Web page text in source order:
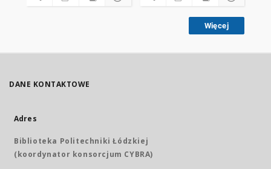
Więcej
DANE KONTAKTOWE
Adres
Biblioteka Politechniki Łódzkiej
(koordynator konsorcjum CYBRA)